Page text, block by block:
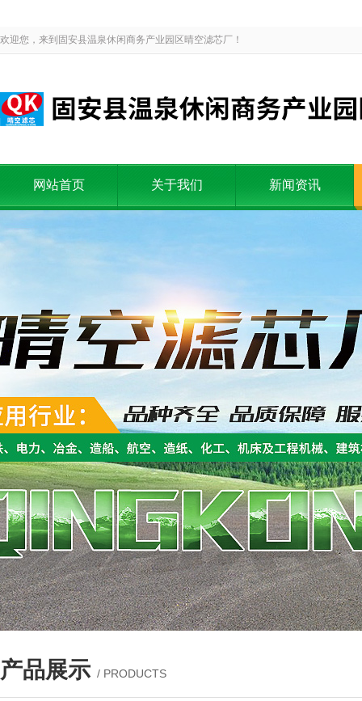
欢迎您，来到固安县温泉休闲商务产业园区晴空滤芯厂！
网站首页 关于我们 新闻资讯
产品展示 / PRODUCTS